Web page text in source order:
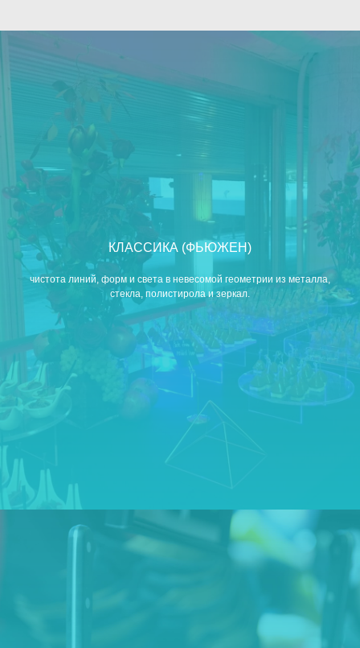
КЛАССИКА (ФЬЮЖЕН)
чистота линий, форм и света в невесомой геометрии из металла,
стекла, полистирола и зеркал.